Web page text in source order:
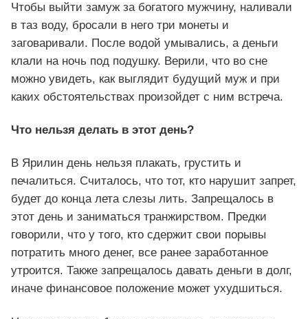
Чтобы выйти замуж за богатого мужчину, наливали
в таз воду, бросали в него три монеты и
заговаривали. После водой умывались, а деньги
клали на ночь под подушку. Верили, что во сне
можно увидеть, как выглядит будущий муж и при
каких обстоятельствах произойдет с ним встреча.
Что нельзя делать в этот день?
В Ярилин день нельзя плакать, грустить и
печалиться. Считалось, что тот, кто нарушит запрет,
будет до конца лета слезы лить. Запрещалось в
этот день и заниматься транжирством. Предки
говорили, что у того, кто сдержит свои порывы
потратить много денег, все ранее заработанное
утроится. Также запрещалось давать деньги в долг,
иначе финансовое положение может ухудшиться.